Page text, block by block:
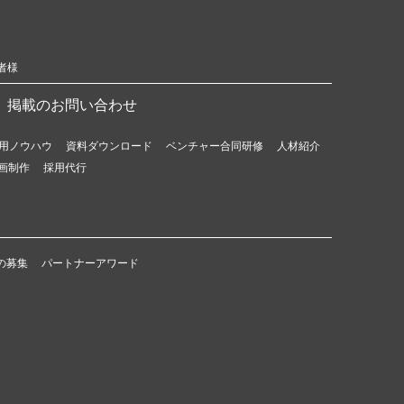
様
掲載のお問い合わせ
ノウハウ 資料ダウンロード ベンチャー合同研修
人材紹介
制作
採用代行
募集 パートナーアワード